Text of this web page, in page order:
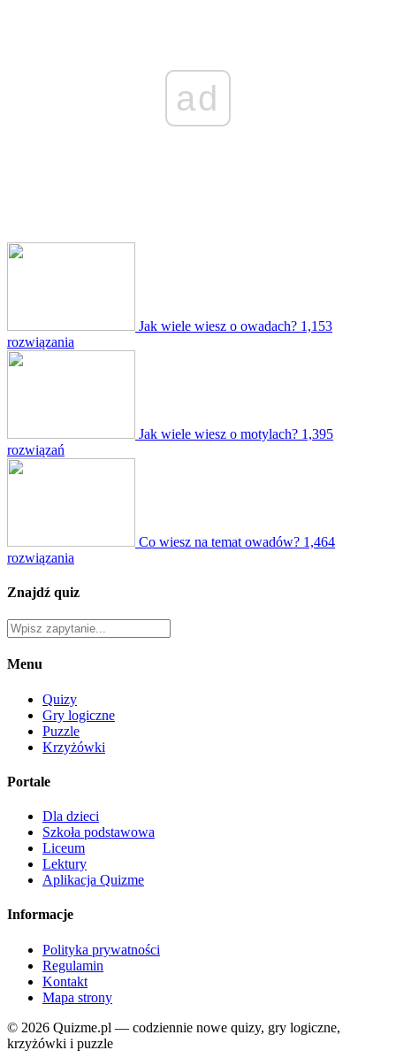
ad
Jak wiele wiesz o owadach? 1,153
rozwiązania
Jak wiele wiesz o motylach? 1,395
rozwiązań
Co wiesz na temat owadów? 1,464
rozwiązania
Znajdź quiz
Menu
Quizy
Gry logiczne
Puzzle
Krzyżówki
Portale
Dla dzieci
Szkoła podstawowa
Liceum
Lektury
Aplikacja Quizme
Informacje
Polityka prywatności
Regulamin
Kontakt
Mapa strony
© 2026 Quizme.pl — codziennie nowe quizy, gry logiczne,
krzyżówki i puzzle